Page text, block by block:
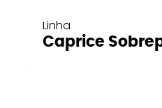
Linha
Caprice